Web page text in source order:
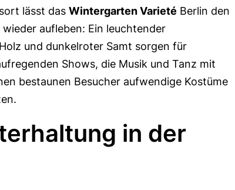
lässt das Wintergarten Varieté Berlin den
aufleben: Ein leuchtender
und dunkelroter Samt sorgen für
Shows, die Musik und Tanz mit
bestaunen Besucher aufwendige Kostüme
in der